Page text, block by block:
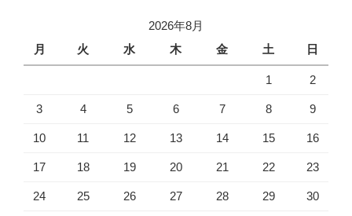
2026年8月
月
火 水 木 金 土 日
1 2
3 4 5 6 7 8 9
10 11 12 13 14 15 16
17 18 19 20 21 22 23
24 25 26 27 28 29 30